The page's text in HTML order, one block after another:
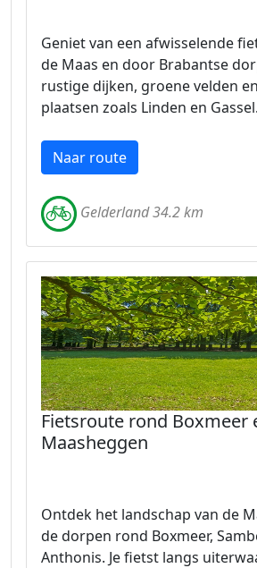
Geniet van een afwisselende
de Maas en door Brabantse
rustige dijken, groene velden
plaatsen zoals Linden en Gassel.
Naar route
Gelderland 34.2 km
Fietsroute rond Boxmeer
Maasheggen
Ontdek het landschap van de
de dorpen rond Boxmeer,
Anthonis. Je fietst langs